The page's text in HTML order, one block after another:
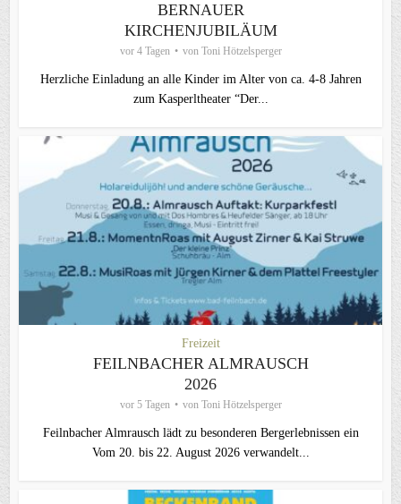
BERNAUER
KIRCHENJUBILÄUM
vor 4 Tagen von Toni Hötzelsperger
Herzliche Einladung an alle Kinder im Alter von ca. 4-8 Jahren
zum Kasperltheater “Der...
Freizeit
FEILNBACHER ALMRAUSCH
2026
vor 5 Tagen von Toni Hötzelsperger
Feilnbacher Almrausch lädt zu besonderen Bergerlebnissen ein
Vom 20. bis 22. August 2026 verwandelt...